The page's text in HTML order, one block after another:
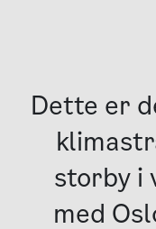
Dette er
storby i
med